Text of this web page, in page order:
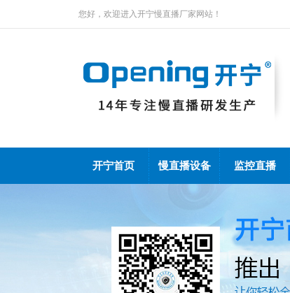
您好，欢迎进入开宁慢直播厂家网站！
开宁首页 慢直播设备 监控直播